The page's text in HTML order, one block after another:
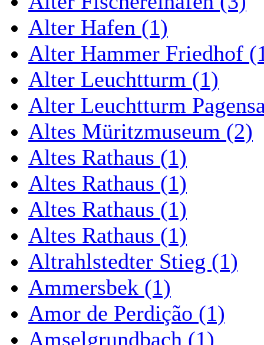
Alter Hafen (1)
Alter Hammer Friedhof
Alter Leuchtturm (1)
Alter Leuchtturm
Altes Müritzmuseum (2)
Altes Rathaus (1)
Altes Rathaus (1)
Altes Rathaus (1)
Altes Rathaus (1)
Altrahlstedter Stieg (1)
Ammersbek (1)
Amor de Perdição (1)
Amselgrundbach (1)